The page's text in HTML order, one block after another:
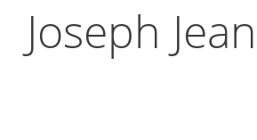
Joseph